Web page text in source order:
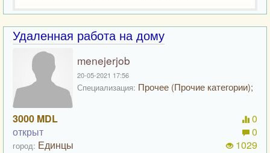
Удаленная работа на дому
menejerjob
20-05-2021 17:56
Специализация: Прочее (Прочие категории);
3000 MDL
открыт
город: Единцы
0
0
1029